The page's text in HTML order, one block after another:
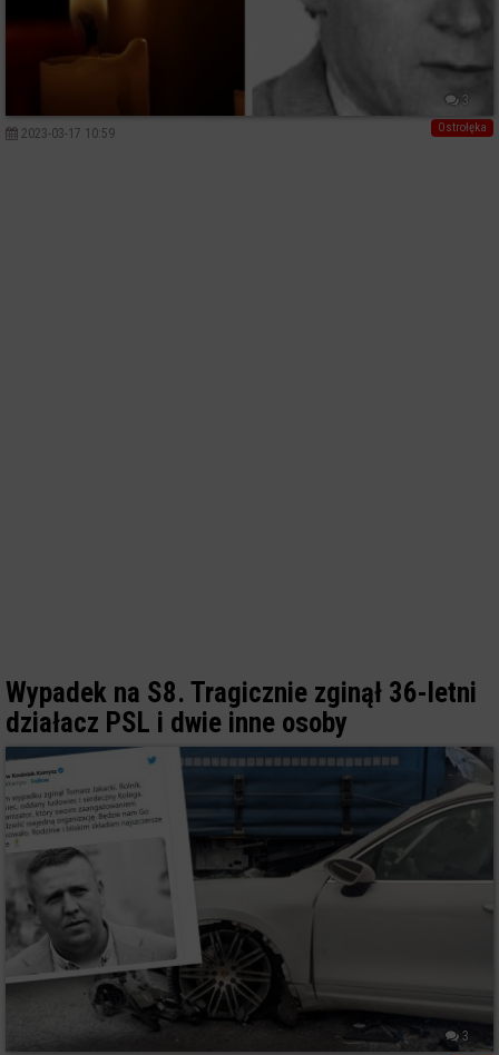
3
Ostrołęka
2023-03-17 10:59
Wypadek na S8. Tragicznie zginął 36-letni
działacz PSL i dwie inne osoby
3